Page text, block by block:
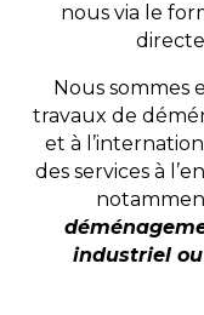
nous via le
Nous sommes
travaux de
et à
des services à
industriel